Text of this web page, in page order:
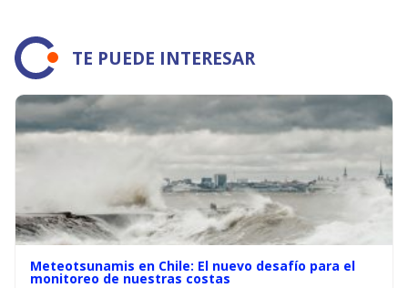
TE PUEDE INTERESAR
Meteotsunamis en Chile: El nuevo desafío para el
monitoreo de nuestras costas